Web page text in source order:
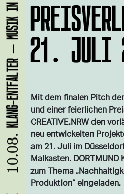
21. JULI
Mit dem finalen Pitch
und einer feierlichen
CREATIVE.NRW den
neu entwickelten
am 21. Juli im
Malkasten. DORTMUND
zum Thema
Produktion“ eingeladen.
10.08.